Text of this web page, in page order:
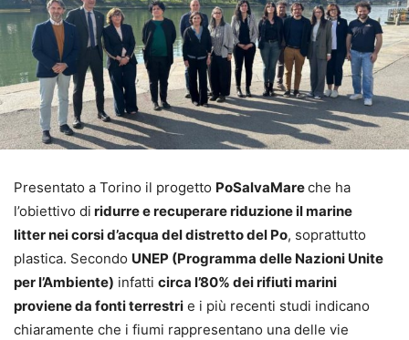
Presentato a Torino il progetto PoSalvaMareche ha
l’obiettivo di ridurre e recuperare riduzione il marine
litter nei corsi d’acqua del distretto del Po, soprattutto
plastica. Secondo UNEP (Programma delle Nazioni Unite
per l’Ambiente) infatti circa l’80% dei rifiuti marini
proviene da fonti terrestri e i più recenti studi indicano
chiaramente che i fiumi rappresentano una delle vie